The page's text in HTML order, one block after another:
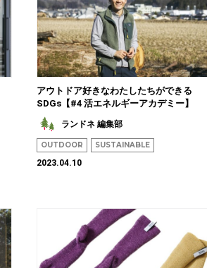
アウトドア好きなわたしたちができる
SDGs【#4 活エネルギーアカデミー】
ランドネ 編集部
OUTDOOR SUSTAINABLE
2023.04.10